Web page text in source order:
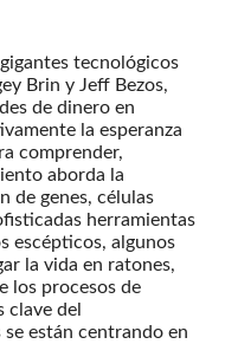
tecnológicos
Brin y Jeff Bezos,
de dinero en
la esperanza
comprender,
aborda la
de genes, células
herramientas
escépticos, algunos
la vida en ratones,
los procesos de
del
están centrando en